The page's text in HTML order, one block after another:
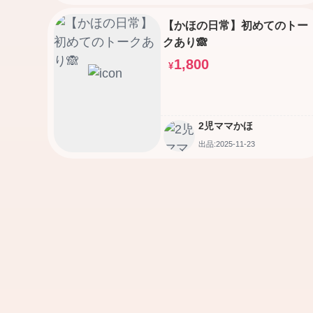
【かほの日常】初めてのトー
クあり🙈
¥1,800
2児ママかほ
出品:2025-11-23